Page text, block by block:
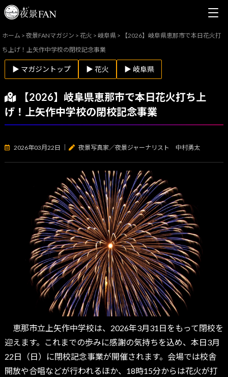
ホーム >夜景FANマガジン >花火 >岐阜県 >
【2026】岐阜県恵那市で本日花火打
ち上げ！上矢作中学校の閉校記念事業
▶ マガジントップ ▶ 花火 ▶ 岐阜県
【2026】岐阜県恵那市で本日花火打ち上
げ！上矢作中学校の閉校記念事業
2026年03月22日 夜景写真家／夜景ジャーナリスト 中村勇太
恵那市立上矢作中学校は、2026年3月31日をもって閉校を
迎えます。これまでの歩みに感謝の気持ちを込め、本日3月
22日（日）に閉校記念事業が開催されます。会場では校舎
開放や合唱などが行われるほか、18時15分からは花火が打